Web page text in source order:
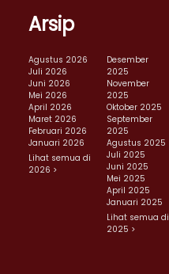
Arsip
Agustus 2026
Juli 2026
Juni 2026
Mei 2026
April 2026
Maret 2026
Februari 2026
Januari 2026
Lihat semua di
2026 >
Desember
2025
November
2025
Oktober 2025
September
2025
Agustus 2025
Juli 2025
Juni 2025
Mei 2025
April 2025
Januari 2025
Lihat semua di
2025 >